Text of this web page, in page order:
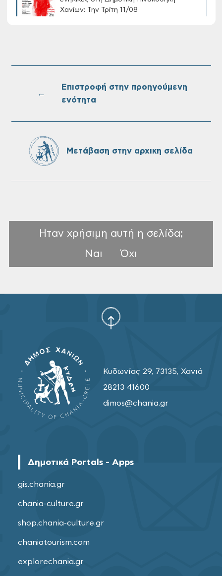
Χανίων: Την Τρίτη 11/08
Τακτική συνεδρίαση Δημοτικής Επιτροπής
←
Επιστροφή στην προηγούμενη
ενότητα
Μετάβαση στην αρχικη σελίδα
Ηταν χρήσιμη αυτή η σελίδα;
Ναι
Όχι
Κυδωνίας 29, 73135, Χανιά
28213 41600
dimos@chania.gr
Δημοτικά Portals - Apps
gis.chania.gr
chania-culture.gr
shop.chania-culture.gr
chaniatourism.com
explorechania.gr